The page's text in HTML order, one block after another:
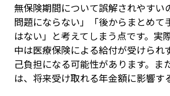
無保険期間について誤解されやすい
問題にならない」「後からまとめて
はない」と考えてしまう点です。実
中は医療保険による給付が受けられ
己負担になる可能性があります。ま
は、将来受け取れる年金額に影響す